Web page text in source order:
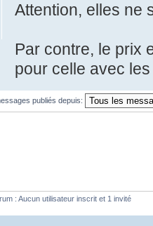
Attention, elles ne
Par contre, le prix
pour celle avec
publiés depuis:
: Aucun utilisateur inscrit et 1 invité